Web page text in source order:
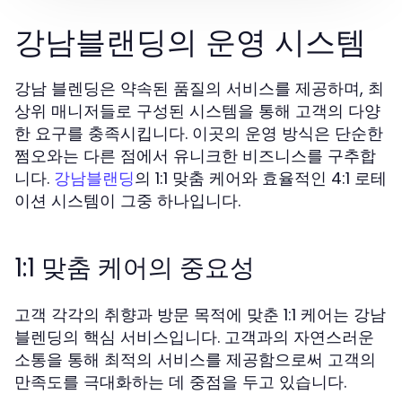
강남블랜딩의 운영 시스템
강남 블렌딩은 약속된 품질의 서비스를 제공하며, 최
상위 매니저들로 구성된 시스템을 통해 고객의 다양
한 요구를 충족시킵니다. 이곳의 운영 방식은 단순한
쩜오와는 다른 점에서 유니크한 비즈니스를 구추합
니다. 강남블랜딩의 1:1 맞춤 케어와 효율적인 4:1 로테
이션 시스템이 그중 하나입니다.
1:1 맞춤 케어의 중요성
고객 각각의 취향과 방문 목적에 맞춘 1:1 케어는 강남
블렌딩의 핵심 서비스입니다. 고객과의 자연스러운
소통을 통해 최적의 서비스를 제공함으로써 고객의
만족도를 극대화하는 데 중점을 두고 있습니다.